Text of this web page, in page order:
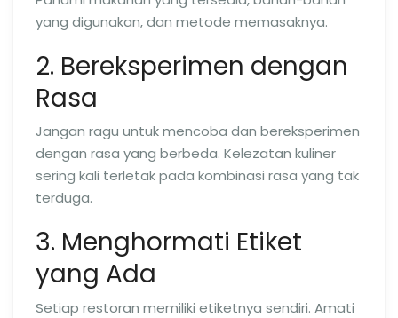
yang digunakan, dan metode memasaknya.
2. Bereksperimen dengan
Rasa
Jangan ragu untuk mencoba dan bereksperimen
dengan rasa yang berbeda. Kelezatan kuliner
sering kali terletak pada kombinasi rasa yang tak
terduga.
3. Menghormati Etiket
yang Ada
Setiap restoran memiliki etiketnya sendiri. Amati